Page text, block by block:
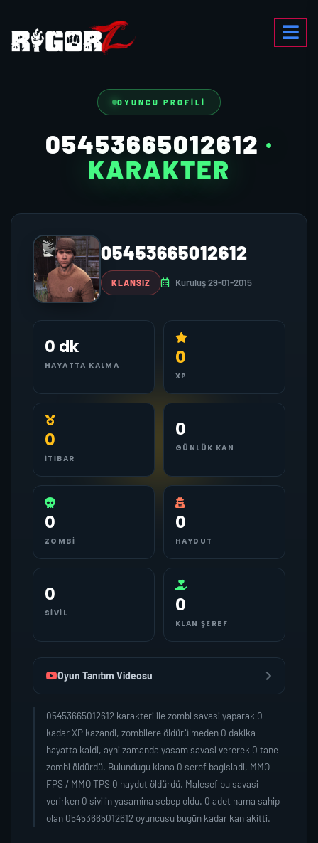
OYUNCU PROFILI
05453665012612 ·
KARAKTER
05453665012612
KLANSIZ Kuruluş 29-01-2015
0 dk
HAYATTA KALMA 0
XP
0
İTIBAR
0
GÜNLÜK KAN
0
ZOMBI
0
HAYDUT
0
SIVIL 0
KLAN ŞEREF
Oyun Tanıtım Videosu
05453665012612 karakteri ile zombi savasi yaparak 0
kadar XP kazandi, zombilere öldürülmeden 0 dakika
hayatta kaldi, ayni zamanda yasam savasi vererek 0 tane
zombi öldürdü. Bulundugu klana 0 seref bagisladi, MMO
FPS / MMO TPS 0 haydut öldürdü. Malesef bu savasi
verirken 0 sivilin yasamina sebep oldu. 0 adet nama sahip
olan 05453665012612 oyuncusu bugün kadar kan akitti.